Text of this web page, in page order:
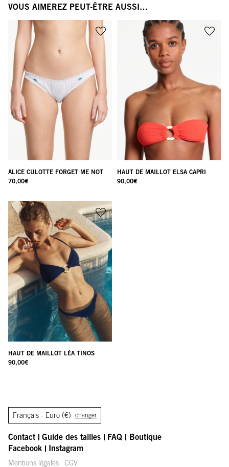
VOUS AIMEREZ PEUT-ÊTRE AUSSI…
ALICE CULOTTE FORGET ME NOT
70,00€
HAUT DE MAILLOT ELSA CAPRI
90,00€
HAUT DE MAILLOT LÉA TINOS
90,00€
Français - Euro (€) changer
Contact Guide des tailles FAQ
Boutique
Facebook
Instagram
Mentions légales CGV